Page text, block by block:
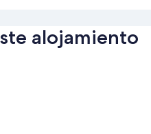
alojamiento